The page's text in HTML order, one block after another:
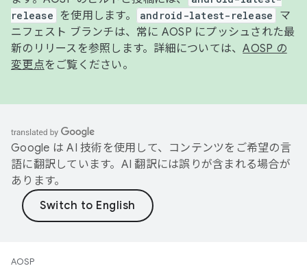
release
を使用します。 android-latest-release
マ
ニフェスト ブランチは、常に AOSP にプッシュされた最
新のリリースを参照します。詳細については、AOSP の
変更点をご覧ください。
Google は AI 技術を使用して、コンテンツをご希望の言
語に翻訳しています。AI 翻訳には誤りが含まれる場合が
あります。
AOSP